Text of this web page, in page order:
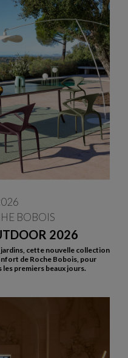
2026
BOBOIS
cette nouvelle collection
de Roche Bobois, pour
premiers beaux jours.